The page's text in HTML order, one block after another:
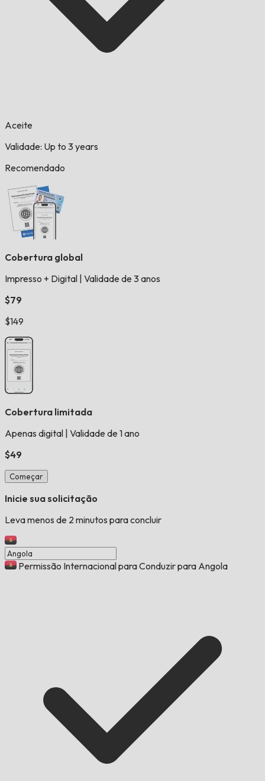
Aceite
Validade: Up to 3 years
Recomendado
Cobertura global
Impresso + Digital Validade de 3 anos
$79
$149
Cobertura limitada
Apenas digital Validade de 1 ano
$49
Começar
Inicie sua solicitação
Leva menos de 2 minutos para concluir
Permissão Internacional para Conduzir para Angola